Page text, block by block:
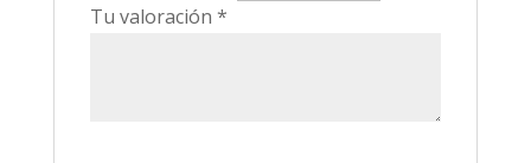
Tu valoración *